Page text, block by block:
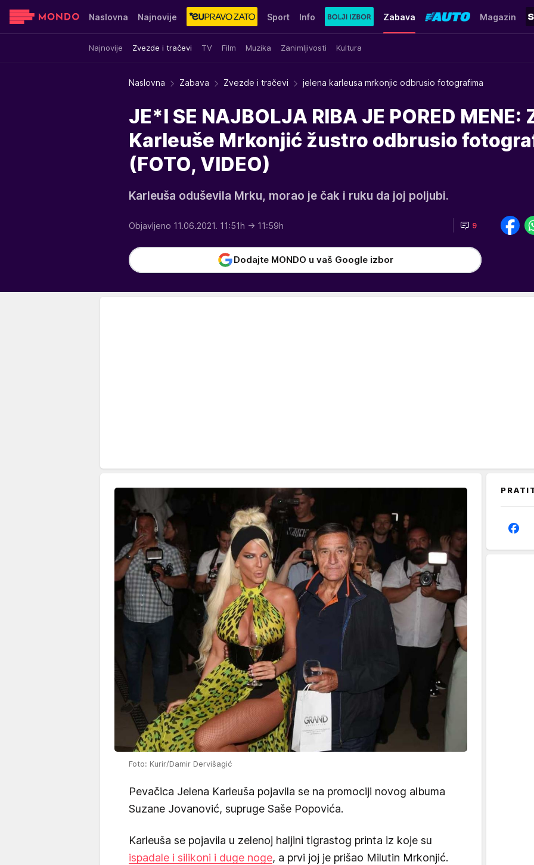
Naslovna Najnovije Sport Info Zabava
Najnovije Zvezde i tračevi TV Film Muzika Zanimljivosti Kultura
Magazin
Sensa Stvar ukusa Yumama
Naslovna Zabava Zvezde i tračevi jelena karleusa mrkonjic odbrusio fotografima
JE*I SE NAJBOLJA RIBA JE PORED MENE:
Karleuše Mrkonjić žustro odbrusio
(FOTO, VIDEO)
Karleuša oduševila Mrku, morao je čak i ruku da joj poljubi.
Objavljeno 11.06.2021. 11:51h → 11:59h 9
Dodajte MONDO u vaš Google izbor
Foto: Kurir/Damir Dervišagić
Pevačica Jelena Karleuša pojavila se na promociji novog albuma
Suzane Jovanović, supruge Saše Popovića.
Karleuša se pojavila u zelenoj haljini tigrastog printa iz koje su
ispadale i silikoni i duge noge, a prvi joj je prišao Milutin Mrkonjić.